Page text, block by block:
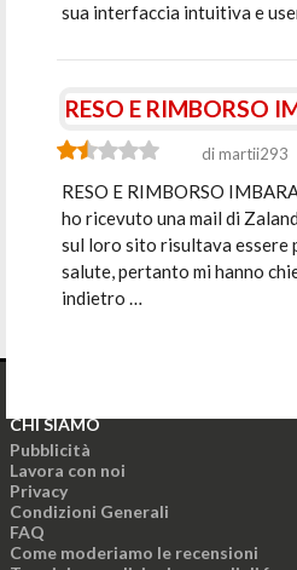
sua interfaccia intuitiva e
RESO E RIMBORSO
di martii293
RESO E RIMBORSO
ho ricevuto una mail di
sul loro sito risultava essere
salute, pertanto mi hanno
indietro …
CHI SIAMO
Pubblicità
Lavora con noi
Privacy
Condizioni Generali
FAQ
Come moderiamo le recensioni